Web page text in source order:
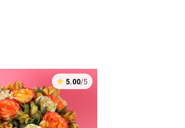
5.00/5